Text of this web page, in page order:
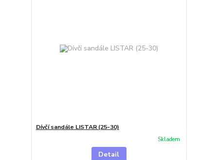
Dívčí sandále LISTAR (25-30)
Skladem
Detail